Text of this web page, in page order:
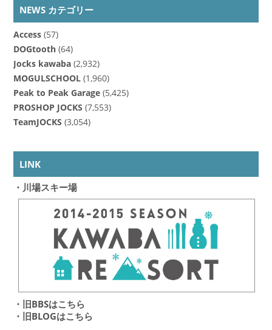
NEWS カテゴリー
Access(57)
DOGtooth(64)
Jocks kawaba(2,932)
MOGULSCHOOL(1,960)
Peak to Peak Garage(5,425)
PROSHOP JOCKS (7,553)
TeamJOCKS (3,054)
LINK
・川場スキー場
・旧BBSはこちら
・旧BLOGはこちら